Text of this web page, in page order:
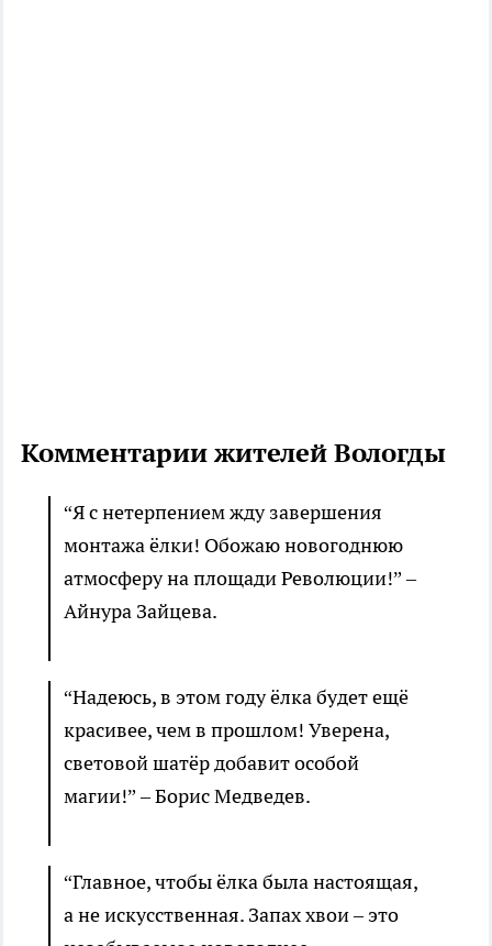
Комментарии жителей Вологды
“Я с нетерпением жду завершения
монтажа ёлки! Обожаю новогоднюю
атмосферу на площади Революции!” –
Айнура Зайцева.
“Надеюсь, в этом году ёлка будет ещё
красивее, чем в прошлом! Уверена,
световой шатёр добавит особой
магии!” – Борис Медведев.
“Главное, чтобы ёлка была настоящая,
а не искусственная. Запах хвои – это